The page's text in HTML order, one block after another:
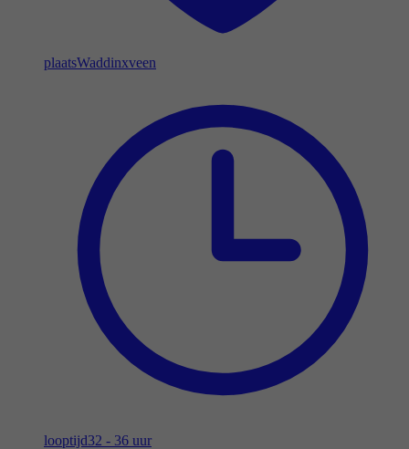
plaatsWaddinxveen
looptijd32 - 36 uur